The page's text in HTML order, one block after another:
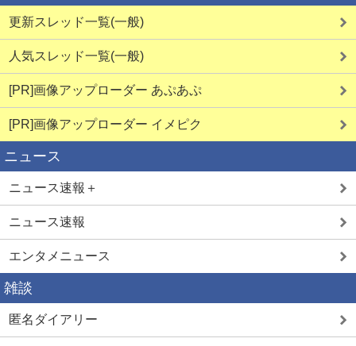
更新スレッド一覧(一般)
人気スレッド一覧(一般)
[PR]画像アップローダー あぷあぷ
[PR]画像アップローダー イメピク
ニュース
ニュース速報＋
ニュース速報
エンタメニュース
雑談
匿名ダイアリー